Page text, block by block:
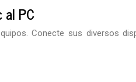
PC
Conecte sus diversos